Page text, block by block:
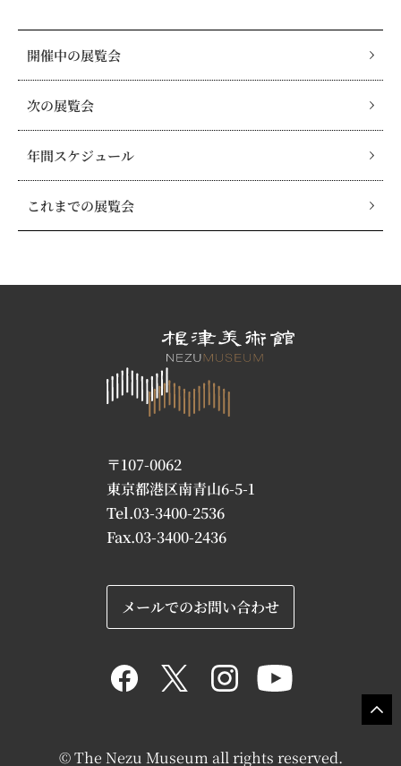
開催中の展覧会
次の展覧会
年間スケジュール
これまでの展覧会
〒107-0062
東京都港区南青山6-5-1
Tel.03-3400-2536
Fax.03-3400-2436
メールでのお問い合わせ
© The Nezu Museum all rights reserved.